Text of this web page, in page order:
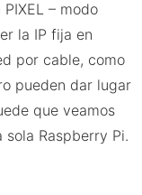
– modo
la IP fija en
por cable, como
pueden dar lugar
que veamos
Raspberry Pi.